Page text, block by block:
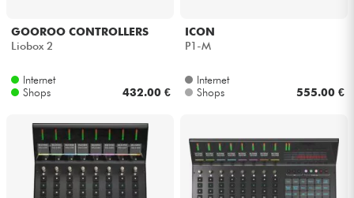
GOOROO CONTROLLERS
Liobox 2
Internet
Shops
432.00 €
ICON
P1-M
Internet
Shops
555.00 €